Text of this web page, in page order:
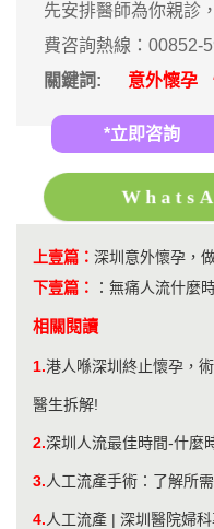
先安排醫師為你親診
費咨詢熱線：
關鍵詞:
意外懷孕
*立即咨詢
上壹篇： 深圳意外懷孕，
下壹篇：
： 無痛人流什麼
相關閱讀
1.港人喺深圳終止懷孕，
醫生拆解!
2.深圳人流最佳時間-什麼
3.人工流產手術：了解所
4.人工流產 | 深圳醫院婦